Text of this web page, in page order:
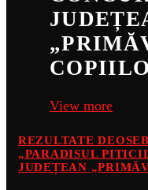
View more
REZULTATE
„PARADISUL
JUDEȚEAN